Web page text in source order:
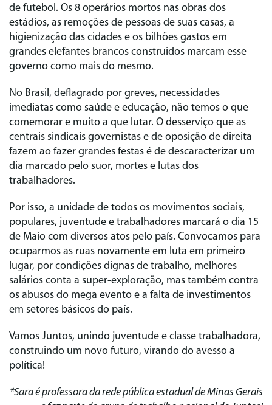
de futebol. Os 8 operários mortos nas obras dos
estádios, as remoções de pessoas de suas casas, a
higienização das cidades e os bilhões gastos em
grandes elefantes brancos construidos marcam esse
governo como mais do mesmo.
No Brasil, deflagrado por greves, necessidades
imediatas como saúde e educação, não temos o que
comemorar e muito a que lutar. O desserviço que as
centrais sindicais governistas e de oposição de direita
fazem ao fazer grandes festas é de descaracterizar um
dia marcado pelo suor, mortes e lutas dos
trabalhadores.
Por isso, a unidade de todos os movimentos sociais,
populares, juventude e trabalhadores marcará o dia 15
de Maio com diversos atos pelo país. Convocamos para
ocuparmos as ruas novamente em luta em primeiro
lugar, por condições dignas de trabalho, melhores
salários conta a super-exploração, mas também contra
os abusos do mega evento e a falta de investimentos
em setores básicos do país.
Vamos Juntos, unindo juventude e classe trabalhadora,
construindo um novo futuro, virando do avesso a
política!
*Sara é professora da rede pública estadual de Minas Gerais